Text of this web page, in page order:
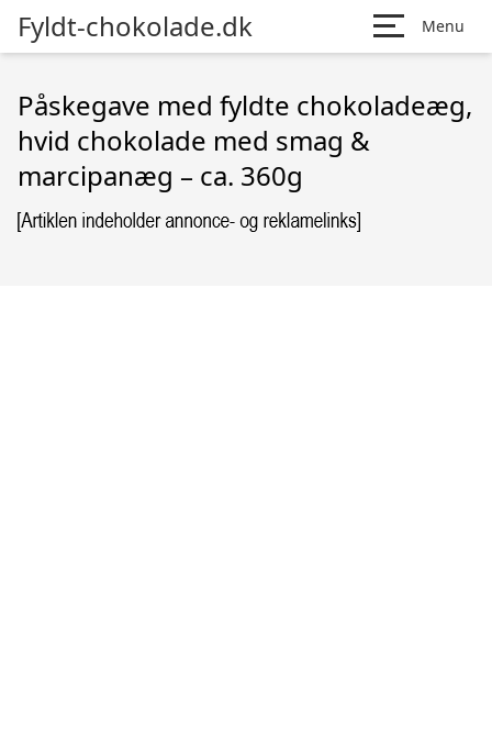
Fyldt-chokolade.dk Menu
Påskegave med fyldte chokoladeæg,
hvid chokolade med smag &
marcipanæg – ca. 360g